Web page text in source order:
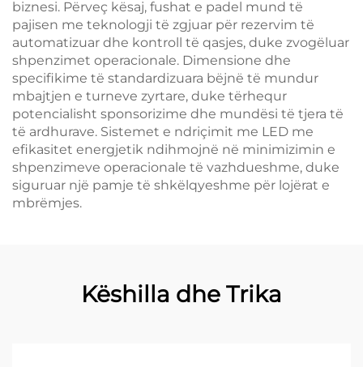
biznesi. Përveç kësaj, fushat e padel mund të
pajisen me teknologji të zgjuar për rezervim të
automatizuar dhe kontroll të qasjes, duke zvogëluar
shpenzimet operacionale. Dimensione dhe
specifikime të standardizuara bëjnë të mundur
mbajtjen e turneve zyrtare, duke tërhequr
potencialisht sponsorizime dhe mundësi të tjera të
të ardhurave. Sistemet e ndriçimit me LED me
efikasitet energjetik ndihmojnë në minimizimin e
shpenzimeve operacionale të vazhdueshme, duke
siguruar një pamje të shkëlqyeshme për lojërat e
mbrëmjes.
Këshilla dhe Trika